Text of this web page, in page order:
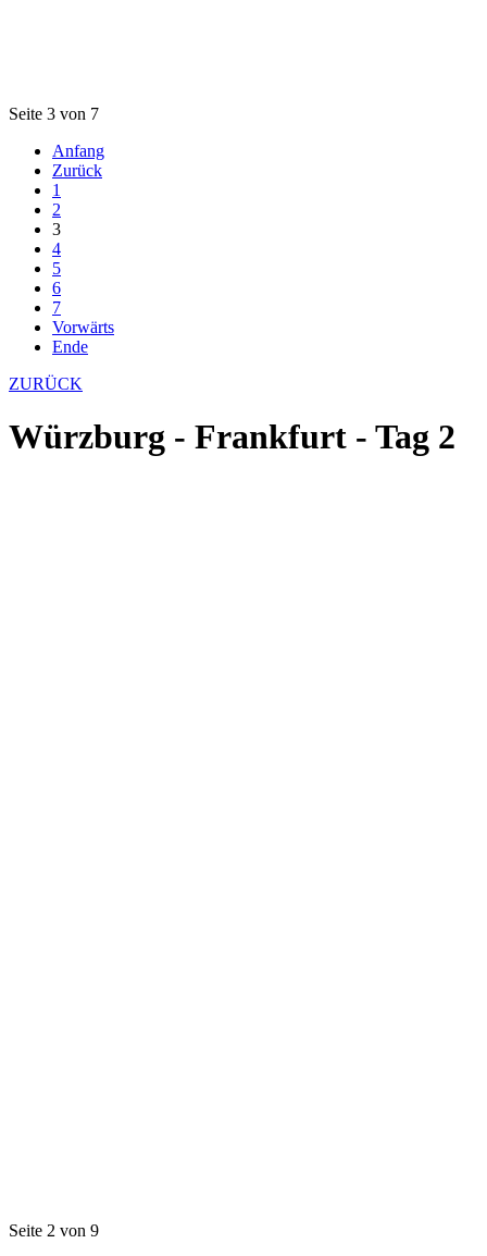
Seite 3 von 7
Anfang
Zurück
1
2
3
4
5
6
7
Vorwärts
Ende
ZURÜCK
Würzburg - Frankfurt - Tag 2
Seite 2 von 9